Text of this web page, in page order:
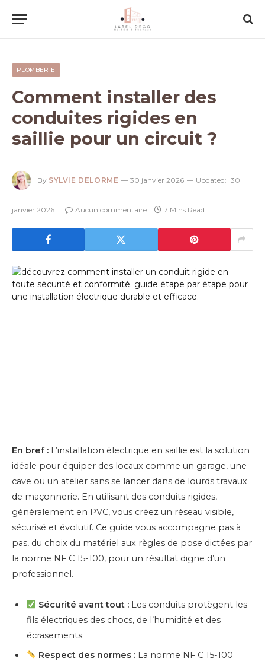
PLOMBERIE
Comment installer des
conduites rigides en
saillie pour un circuit ?
By SYLVIE DELORME 30 janvier 2026 Updated: 30
janvier 2026 Aucun commentaire 7 Mins Read
En bref : L’installation électrique en saillie est la solution
idéale pour équiper des locaux comme un garage, une
cave ou un atelier sans se lancer dans de lourds travaux
de maçonnerie. En utilisant des conduits rigides,
généralement en PVC, vous créez un réseau visible,
sécurisé et évolutif. Ce guide vous accompagne pas à
pas, du choix du matériel aux règles de pose dictées par
la norme NF C 15-100, pour un résultat digne d’un
professionnel.
Sécurité avant tout : Les conduits protègent les
fils électriques des chocs, de l’humidité et des
écrasements.
Respect des normes : La norme NF C 15-100